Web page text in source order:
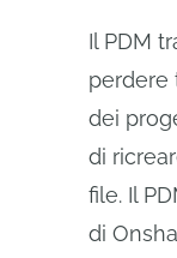
Il PDM
perdere
dei
di
file. Il
di